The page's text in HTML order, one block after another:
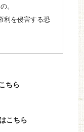
。
利を侵害する恐
ちら
こちら